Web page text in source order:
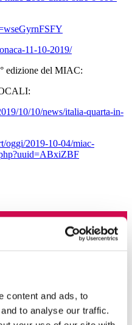
content and ads, to
to analyse our traffic.
11-10-2019/
edizione del MIAC:
10/10/news/italia-quarta-in-
oggi/2019-10-04/miac-
al